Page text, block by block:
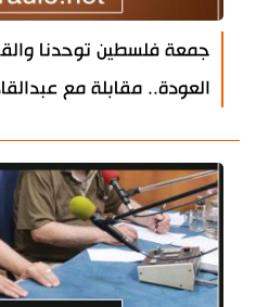
جمعة فلسطين توحدنا
العودة.. مقابلة مع